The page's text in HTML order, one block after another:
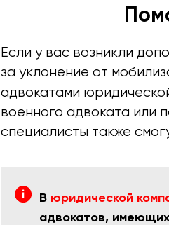
Если у вас возникли
за уклонение от
адвокатами
военного адвоката или
специалисты также
В юридической
адвокатов,